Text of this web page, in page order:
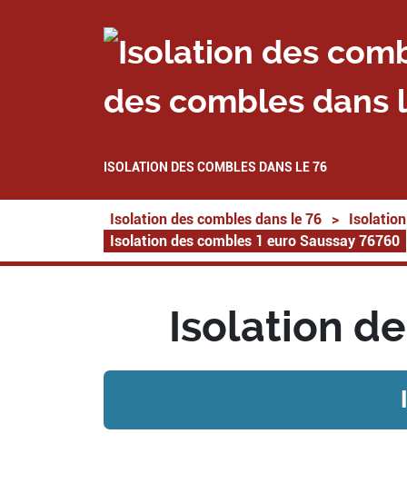
des combles dans
ISOLATION DES COMBLES DANS LE 76
Isolation des combles dans le 76 >
Isolation des combles 1 euro Saussay 76760
Isolation